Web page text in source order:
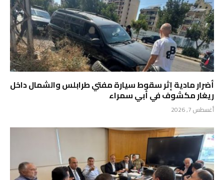
أضرار مادية إثر سقوط سيارة مفتي طرابلس والشمال داخل
ريغار مكشوف في أبي سمراء
أغسطس 7, 2026